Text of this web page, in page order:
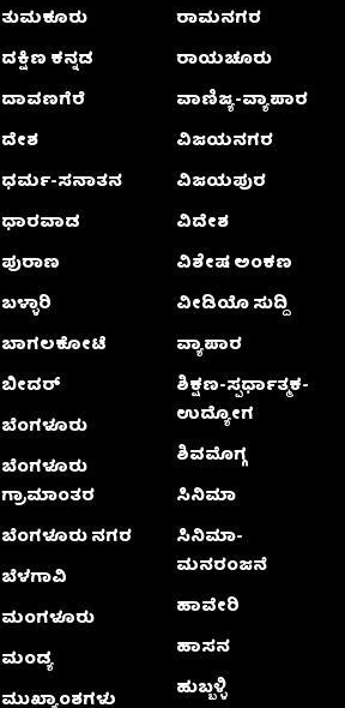
ತುಮಕೂರು
ದಕ್ಷಿಣ ಕನ್ನಡ
ದಾವಣಗೆರೆ
ದೇಶ
ಧರ್ಮ-ಸನಾತನ
ಧಾರವಾಡ
ಪುರಾಣ
ಬಳ್ಳಾರಿ
ಬಾಗಲಕೋಟೆ
ಬೀದರ್
ಬೆಂಗಳೂರು
ಬೆಂಗಳೂರು
ಗ್ರಾಮಾಂತರ
ಬೆಂಗಳೂರು ನಗರ
ಬೆಳಗಾವಿ
ಮಂಗಳೂರು
ಮಂಡ್ಯ
ಮುಖ್ಯಾಂಶಗಳು
ರಾಮನಗರ
ರಾಯಚೂರು
ವಾಣಿಜ್ಯ-ವ್ಯಾಪಾರ
ವಿಜಯನಗರ
ವಿಜಯಪುರ
ವಿದೇಶ
ವಿಶೇಷ ಅಂಕಣ
ವೀಡಿಯೊ ಸುದ್ದಿ
ವ್ಯಾಪಾರ
ಶಿಕ್ಷಣ-ಸ್ಪರ್ಧಾತ್ಮಕ-
ಉದ್ಯೋಗ
ಶಿವಮೊಗ್ಗ
ಸಿನಿಮಾ
ಸಿನಿಮಾ-
ಮನರಂಜನೆ
ಹಾವೇರಿ
ಹಾಸನ
ಹುಬ್ಬಳ್ಳಿ